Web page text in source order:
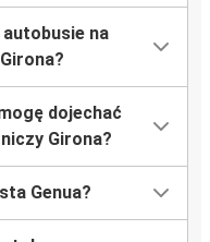
na
dojechać
Girona?
Genua?